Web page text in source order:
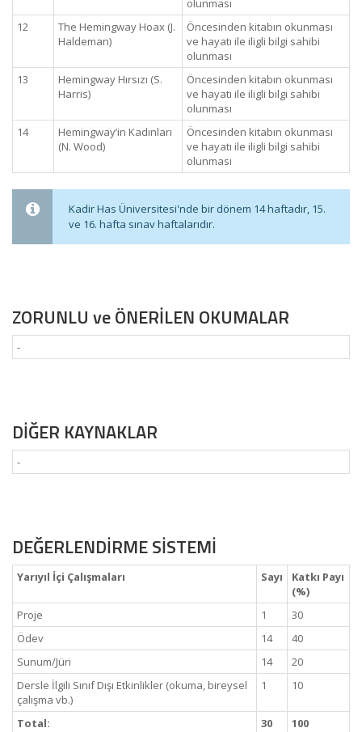
olunması
12
The Hemingway Hoax (J.
Haldeman)
Öncesinden kitabın okunması
ve hayatı ile iligli bilgi sahibi
olunması
13
Hemingway Hırsızı (S.
Harris)
Öncesinden kitabın okunması
ve hayatı ile iligli bilgi sahibi
olunması
14
Hemingway’in Kadınları
(N. Wood)
Öncesinden kitabın okunması
ve hayatı ile iligli bilgi sahibi
olunması
Kadir Has Üniversitesi'nde bir dönem 14 haftadır, 15.
ve 16. hafta sınav haftalarıdır.
ZORUNLU ve ÖNERİLEN OKUMALAR
-
DİĞER KAYNAKLAR
-
DEĞERLENDİRME SİSTEMİ
Yarıyıl İçi Çalışmaları Sayı
Katkı Payı
(%)
Proje
1
30
Ödev
14
40
Sunum/Jüri
14
20
Dersle İlgili Sınıf Dışı Etkinlikler (okuma, bireysel
çalışma vb.)
1 10
Total: 30 100